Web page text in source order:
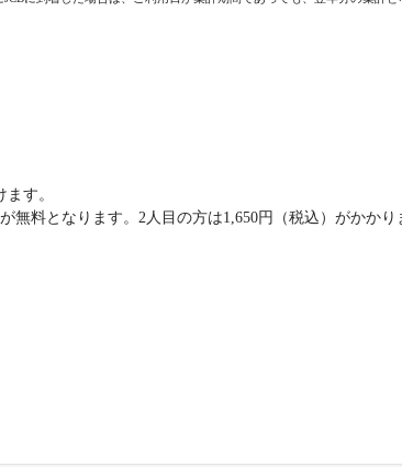
す。
無料となります。2人目の方は1,650円（税込）がかかり